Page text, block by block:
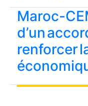
Maroc-
d’un
renforcer